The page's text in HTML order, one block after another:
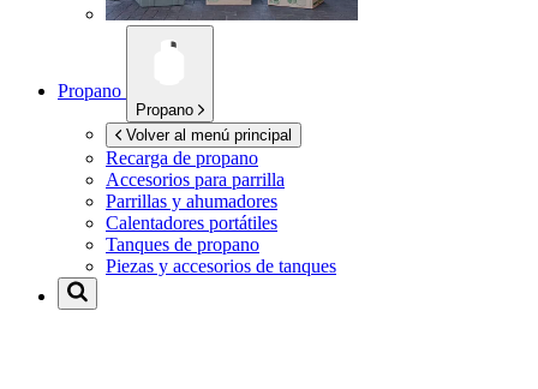
Propano
Propano
Volver al menú principal
Recarga de propano
Accesorios para parrilla
Parrillas y ahumadores
Calentadores portátiles
Tanques de propano
Piezas y accesorios de tanques